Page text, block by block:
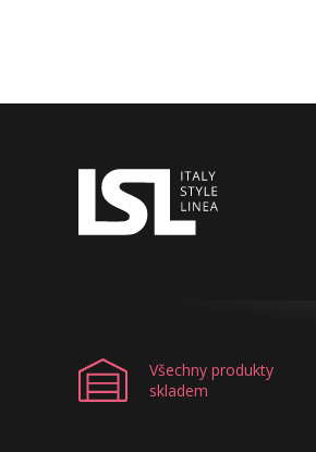
Všechny produkty
skladem